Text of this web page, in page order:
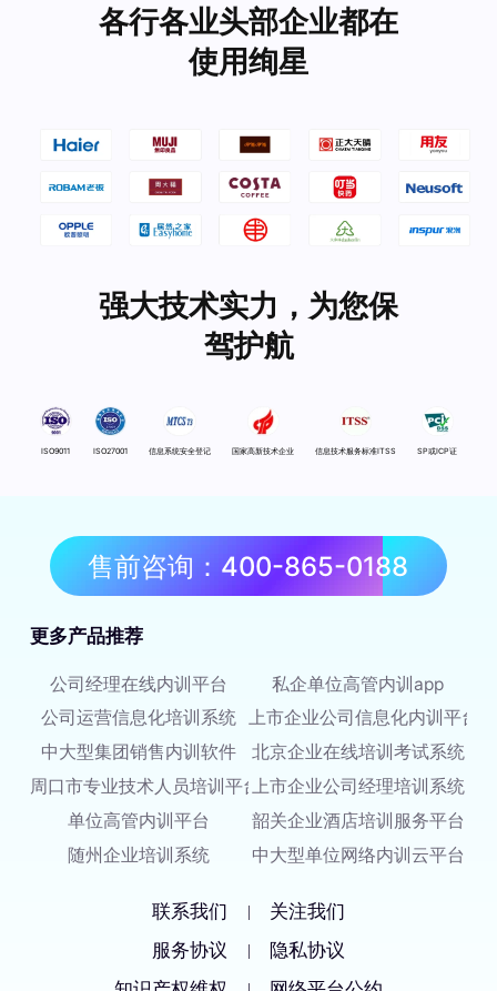
各行各业头部企业都在
使用绚星
强大技术实力，为您保
驾护航
ISO9011 ISO27001 信息系统安全登记 国家高新技术企业 信息技术服务标准ITSS SP或ICP证
售前咨询：400-865-0188
更多产品推荐
公司经理在线内训平台
私企单位高管内训app
公司运营信息化培训系统 上市企业公司信息化内训平台
中大型集团销售内训软件
北京企业在线培训考试系统
周口市专业技术人员培训平台上市企业公司经理培训系统
单位高管内训平台
韶关企业酒店培训服务平台
随州企业培训系统
中大型单位网络内训云平台
联系我们 |
关注我们
服务协议
|
隐私协议